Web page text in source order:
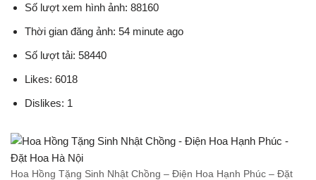
Số lượt xem hình ảnh: 88160
Thời gian đăng ảnh: 54 minute ago
Số lượt tải: 58440
Likes: 6018
Dislikes: 1
Hoa Hồng Tặng Sinh Nhật Chồng – Điện Hoa Hạnh Phúc – Đặt